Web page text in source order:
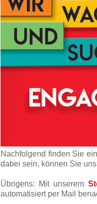
Nachfolgend finden Sie
dabei sein, können Sie
Übrigens: Mit unserem
automatisiert per Mail